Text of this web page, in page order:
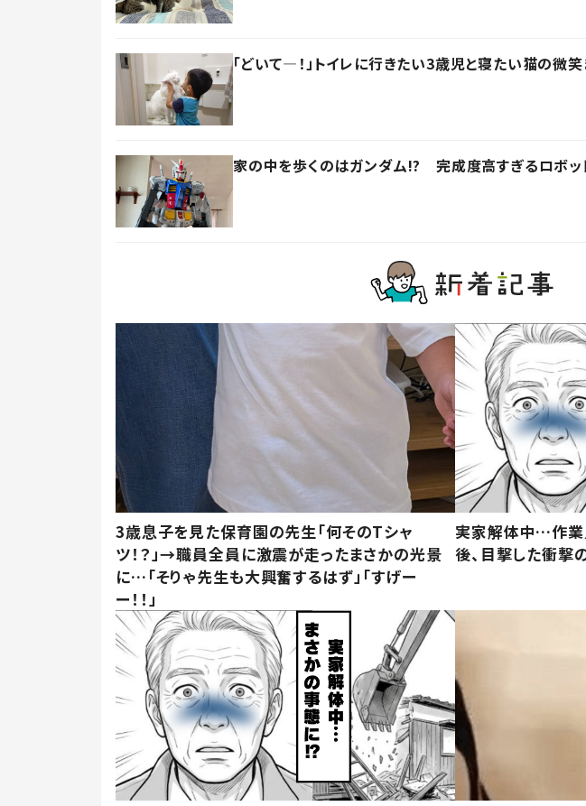
「どいて―！」トイレに行きたい3歳児と寝たい猫の微
家の中を歩くのはガンダム!? 完成度高すぎるロボッ
3歳息子を見た保育園の先生「何そのTシャ
ツ！？」→職員全員に激震が走ったまさかの光景
に…「そりゃ先生も大興奮するはず」「すげー
ー！！」
実家解体中…作業
後、目撃した衝撃